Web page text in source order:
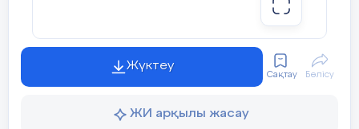
Дамытушылық:
Алған білімдерін іс жүзінде қолдана алуға,
дағдыландыру; пәнге, мамандыққа деген
Жүктеу
Сақтау Бөлісу
ЖИ арқылы жасау